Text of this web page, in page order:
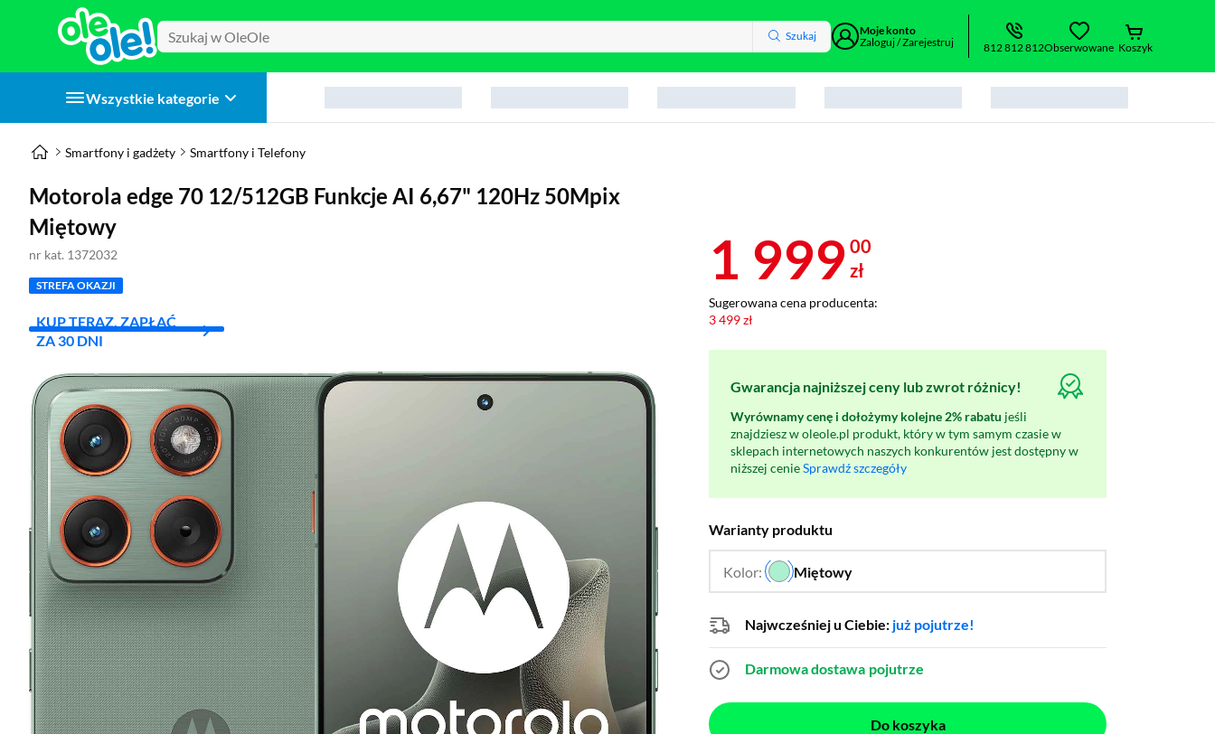
Szukaj
Moje konto
Zaloguj / Zarejestruj
812 812 812Obserwowane Koszyk
Wszystkie kategorie
Smartfony i gadżety Smartfony i Telefony
Motorola edge 70 12/512GB Funkcje AI 6,67" 120Hz 50Mpix
Miętowy
nr kat. 1372032
STREFA OKAZJI
KUP TERAZ, ZAPŁAĆ
ZA 30 DNI
1 999 00
zł
Sugerowana cena producenta:
3 499 zł
Gwarancja najniższej ceny lub zwrot różnicy!
Wyrównamy cenę i dołożymy kolejne 2% rabatu jeśli
znajdziesz w oleole.pl produkt, który w tym samym czasie w
sklepach internetowych naszych konkurentów jest dostępny w
niższej cenieSprawdź szczegóły
Warianty produktu
Kolor: Miętowy
…
Najwcześniej u Ciebie: już pojutrze!
Darmowa dostawa pojutrze
Do koszyka